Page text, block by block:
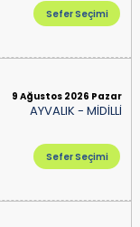
Sefer Seçimi
9 Ağustos 2026 Pazar
AYVALIK -MİDİLLİ
Sefer Seçimi